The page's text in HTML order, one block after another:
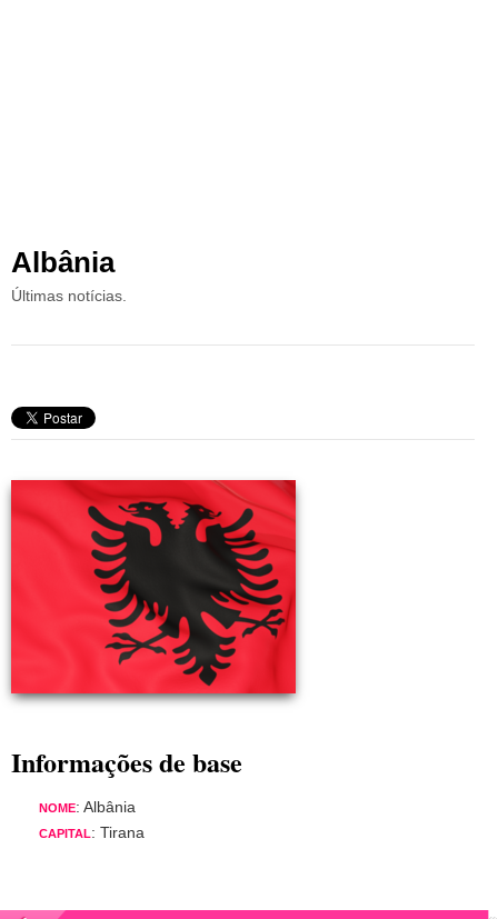
Albânia
Últimas notícias.
Informações de base
NOME: Albânia
CAPITAL: Tirana